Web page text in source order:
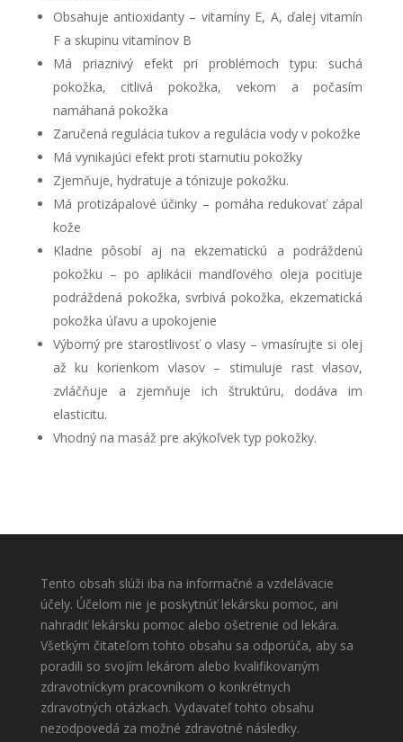
Obsahuje antioxidanty – vitamíny E, A, ďalej vitamín
F a skupinu vitamínov B
Má priaznivý efekt pri problémoch typu: suchá
pokožka, citlivá pokožka, vekom a počasím
namáhaná pokožka
Zaručená regulácia tukov a regulácia vody v pokožke
Má vynikajúci efekt proti starnutiu pokožky
Zjemňuje, hydratuje a tónizuje pokožku.
Má protizápalové účinky – pomáha redukovať zápal
kože
Kladne pôsobí aj na ekzematickú a podráždenú
pokožku – po aplikácii mandľového oleja pociťuje
podráždená pokožka, svrbivá pokožka, ekzematická
pokožka úľavu a upokojenie
Výborný pre starostlivosť o vlasy – vmasírujte si olej
až ku korienkom vlasov – stimuluje rast vlasov,
zvláčňuje a zjemňuje ich štruktúru, dodáva im
elasticitu.
Vhodný na masáž pre akýkoľvek typ pokožky.
Tento obsah slúži iba na informačné a vzdelávacie
účely. Účelom nie je poskytnúť lekársku pomoc, ani
nahradiť lekársku pomoc alebo ošetrenie od lekára.
Všetkým čitateľom tohto obsahu sa odporúča, aby sa
poradili so svojím lekárom alebo kvalifikovaným
zdravotníckym pracovníkom o konkrétnych
zdravotných otázkach. Vydavateľ tohto obsahu
nezodpovedá za možné zdravotné následky.